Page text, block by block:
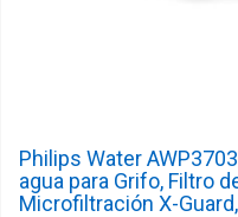
Philips Water
agua para Grifo, Filtro
Microfiltración X-